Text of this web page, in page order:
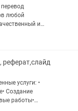
любой
любой
реферат,слайд
услуги: •
Создание
работы•